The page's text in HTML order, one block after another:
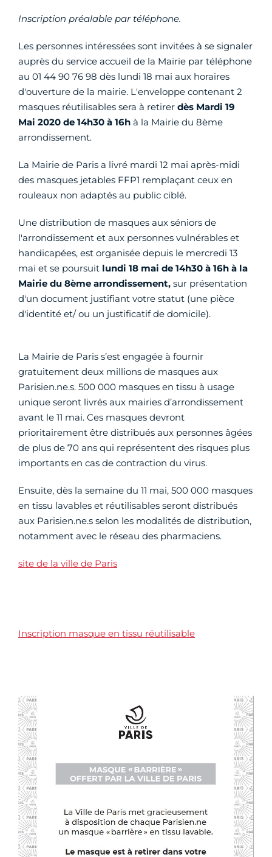
Inscription préalable par téléphone.
Les personnes intéressées sont invitées à se signaler
auprès du service accueil de la Mairie par téléphone
au 01 44 90 76 98 dès lundi 18 mai aux horaires
d'ouverture de la mairie. L'enveloppe contenant 2
masques réutilisables sera à retirer dès Mardi 19
Mai 2020 de 14h30 à 16h à la Mairie du 8ème
arrondissement.
La Mairie de Paris a livré mardi 12 mai après-midi
des masques jetables FFP1 remplaçant ceux en
rouleaux non adaptés au public ciblé.
Une distribution de masques aux séniors de
l'arrondissement et aux personnes vulnérables et
handicapées, est organisée depuis le mercredi 13
mai et se poursuit lundi 18 mai de 14h30 à 16h à la
Mairie du 8ème arrondissement, sur présentation
d'un document justifiant votre statut (une pièce
d'identité et/ ou un justificatif de domicile).
La Mairie de Paris s’est engagée à fournir
gratuitement deux millions de masques aux
Parisien.ne.s. 500 000 masques en tissu à usage
unique seront livrés aux mairies d’arrondissement
avant le 11 mai. Ces masques devront
prioritairement être distribués aux personnes âgées
de plus de 70 ans qui représentent des risques plus
importants en cas de contraction du virus.
Ensuite, dès la semaine du 11 mai, 500 000 masques
en tissu lavables et réutilisables seront distribués
aux Parisien.ne.s selon les modalités de distribution,
notamment avec le réseau des pharmaciens.
site de la ville de Paris
Inscription masque en tissu réutilisable